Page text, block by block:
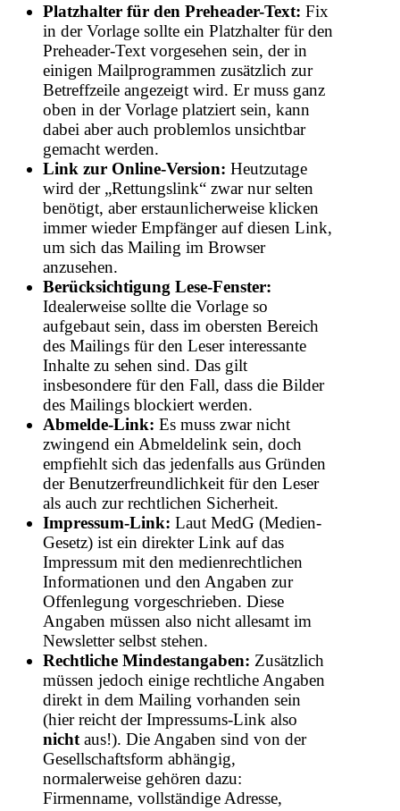
Platzhalter für den Preheader-Text: Fix
in der Vorlage sollte ein Platzhalter für den
Preheader-Text vorgesehen sein, der in
einigen Mailprogrammen zusätzlich zur
Betreffzeile angezeigt wird. Er muss ganz
oben in der Vorlage platziert sein, kann
dabei aber auch problemlos unsichtbar
gemacht werden.
Link zur Online-Version: Heutzutage
wird der „Rettungslink“ zwar nur selten
benötigt, aber erstaunlicherweise klicken
immer wieder Empfänger auf diesen Link,
um sich das Mailing im Browser
anzusehen.
Berücksichtigung Lese-Fenster:
Idealerweise sollte die Vorlage so
aufgebaut sein, dass im obersten Bereich
des Mailings für den Leser interessante
Inhalte zu sehen sind. Das gilt
insbesondere für den Fall, dass die Bilder
des Mailings blockiert werden.
Abmelde-Link: Es muss zwar nicht
zwingend ein Abmeldelink sein, doch
empfiehlt sich das jedenfalls aus Gründen
der Benutzerfreundlichkeit für den Leser
als auch zur rechtlichen Sicherheit.
Impressum-Link: Laut MedG (Medien-
Gesetz) ist ein direkter Link auf das
Impressum mit den medienrechtlichen
Informationen und den Angaben zur
Offenlegung vorgeschrieben. Diese
Angaben müssen also nicht allesamt im
Newsletter selbst stehen.
Rechtliche Mindestangaben: Zusätzlich
müssen jedoch einige rechtliche Angaben
direkt in dem Mailing vorhanden sein
(hier reicht der Impressums-Link also
nicht aus!). Die Angaben sind von der
Gesellschaftsform abhängig,
normalerweise gehören dazu:
Firmenname, vollständige Adresse,